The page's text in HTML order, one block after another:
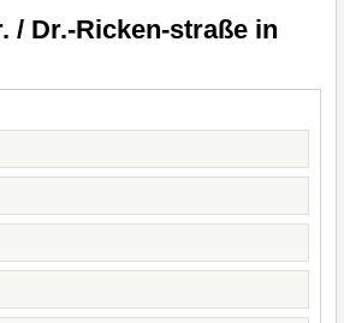
/ Dr.-Ricken-straße in